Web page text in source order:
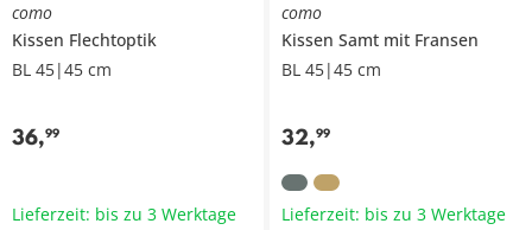
como
Kissen Flechtoptik
BL 45|45 cm
36,99
Lieferzeit: bis zu 3 Werktage
como
Kissen Samt mit Fransen
BL 45|45 cm
32,99
Lieferzeit: bis zu 3 Werktage